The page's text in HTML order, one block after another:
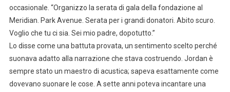
occasionale. “Organizzo la serata di gala della fondazione al
Meridian. Park Avenue. Serata per i grandi donatori. Abito scuro.
Voglio che tu ci sia. Sei mio padre, dopotutto.”
Lo disse come una battuta provata, un sentimento scelto perché
suonava adatto alla narrazione che stava costruendo. Jordan è
sempre stato un maestro di acustica; sapeva esattamente come
dovevano suonare le cose. A sette anni poteva incantare una